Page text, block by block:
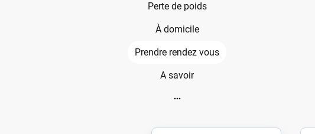
Perte de poids
À domicile
Prendre rendez vous
A savoir